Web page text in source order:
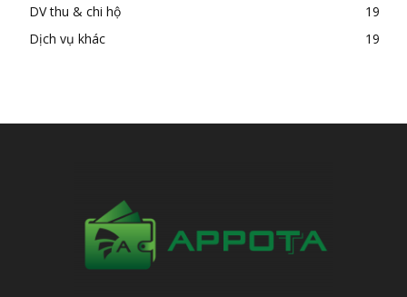
DV thu & chi hộ
19
Dịch vụ khác
19